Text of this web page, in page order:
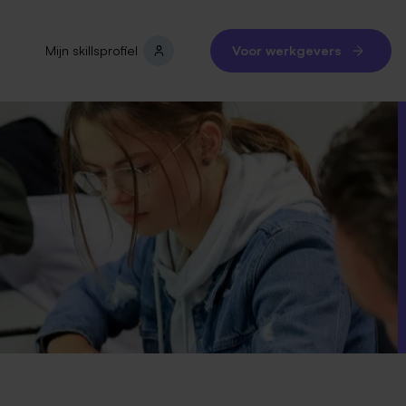
Mijn skillsprofiel Voor werkgevers